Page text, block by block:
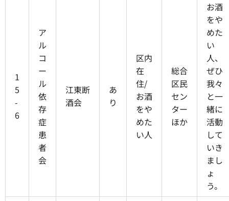
1
5
-
6
ア
ル
コ
ー
ル
依
存
症
患
者
会
江東断
酒会
あ
り
区内
在
住/
お酒
をや
めた
い人
総合
区民
セン
ター
ほか
お酒
をや
めた
い
人、
ぜひ
我々
と一
緒に
活動
して
いき
まし
ょ
う。